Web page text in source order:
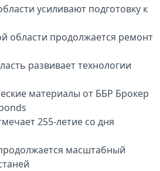
усиливают подготовку к
области продолжается ремонт
развивает технологии
материалы от ББР Брокер
255-летие со дня
масштабный